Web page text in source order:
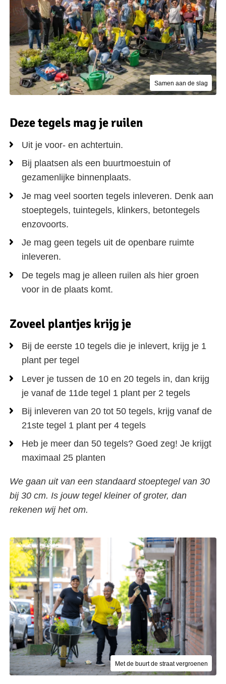
Samen aan de slag
Deze tegels mag je ruilen
Uit je voor- en achtertuin.
Bij plaatsen als een buurtmoestuin of
gezamenlijke binnenplaats.
Je mag veel soorten tegels inleveren. Denk aan
stoeptegels, tuintegels, klinkers, betontegels
enzovoorts.
Je mag geen tegels uit de openbare ruimte
inleveren.
De tegels mag je alleen ruilen als hier groen
voor in de plaats komt.
Zoveel plantjes krijg je
Bij de eerste 10 tegels die je inlevert, krijg je 1
plant per tegel
Lever je tussen de 10 en 20 tegels in, dan krijg
je vanaf de 11de tegel 1 plant per 2 tegels
Bij inleveren van 20 tot 50 tegels, krijg vanaf de
21ste tegel 1 plant per 4 tegels
Heb je meer dan 50 tegels? Goed zeg! Je krijgt
maximaal 25 planten
We gaan uit van een standaard stoeptegel van 30
bij 30 cm. Is jouw tegel kleiner of groter, dan
rekenen wij het om.
Met de buurt de straat vergroenen